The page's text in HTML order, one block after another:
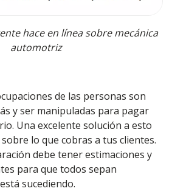
hace en línea sobre mecánica
automotriz
de las personas son
y ser manipuladas para pagar
Una excelente solución a esto
lo que cobras a tus clientes.
debe tener estimaciones y
para que todos sepan
sucediendo.